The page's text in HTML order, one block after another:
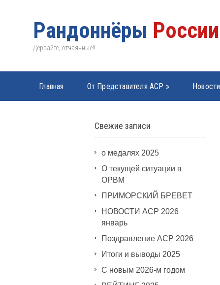
Рандоннёры России
Дерзайте, отчаянные!!
Главная От Представителя АСР » Новости
Свежие записи
о медалях 2025
О текущей ситуации в
ОРВМ
ПРИМОРСКИЙ БРЕВЕТ
НОВОСТИ АСР 2026
январь
Поздравление АСР 2026
Итоги и выводы 2025
С новым 2026-м годом